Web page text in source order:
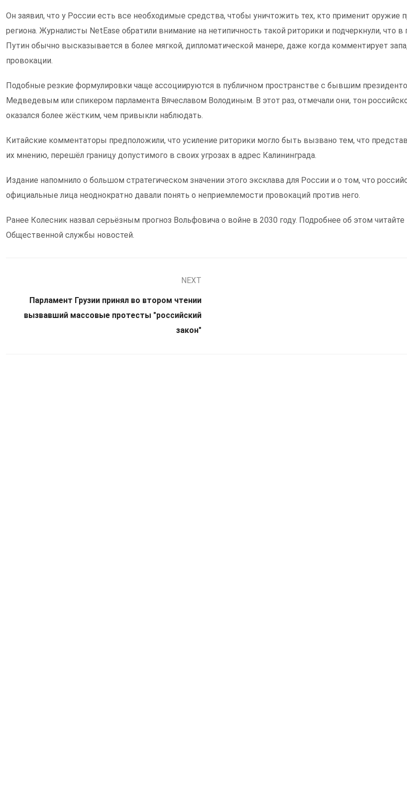
Он заявил, что у России есть все необходимые средства, чтобы уничтожить тех, кто применит оружие
региона. Журналисты NetEase обратили внимание на нетипичность такой риторики и подчеркнули, что в
Путин обычно высказывается в более мягкой, дипломатической манере, даже когда комментирует
провокации.
Подобные резкие формулировки чаще ассоциируются в публичном пространстве с бывшим
Медведевым или спикером парламента Вячеславом Володиным. В этот раз, отмечали они, тон
оказался более жёстким, чем привыкли наблюдать.
Китайские комментаторы предположили, что усиление риторики могло быть вызвано тем, что
их мнению, перешёл границу допустимого в своих угрозах в адрес Калининграда.
Издание напомнило о большом стратегическом значении этого эксклава для России и о том, что
официальные лица неоднократно давали понять о неприемлемости провокаций против него.
Ранее Колесник назвал серьёзным прогноз Вольфовича о войне в 2030 году. Подробнее об этом читайте
Общественной службы новостей.
NEXT
Парламент Грузии принял во втором чтении
вызвавший массовые протесты "российский
закон"